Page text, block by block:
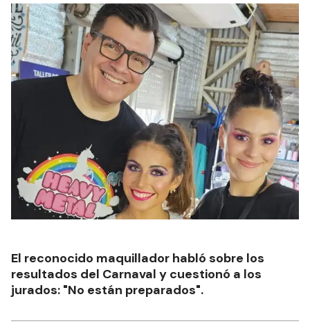
El reconocido maquillador habló sobre los
resultados del Carnaval y cuestionó a los
jurados: "No están preparados".